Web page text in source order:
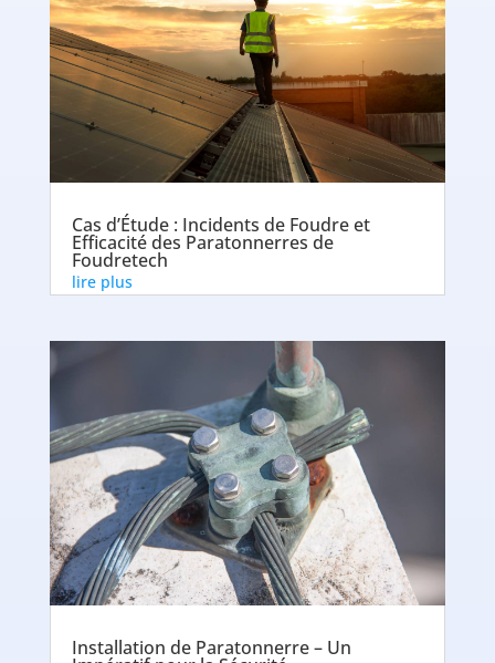
Cas d’Étude : Incidents de Foudre et
Efficacité des Paratonnerres de
Foudretech
lire plus
Installation de Paratonnerre – Un